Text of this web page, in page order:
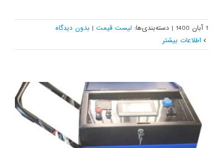
1 آبان 1400 | دسته‌بندی‌ها: لیست قیمت | بدون ديدگاه
اطلاعات بیشتر